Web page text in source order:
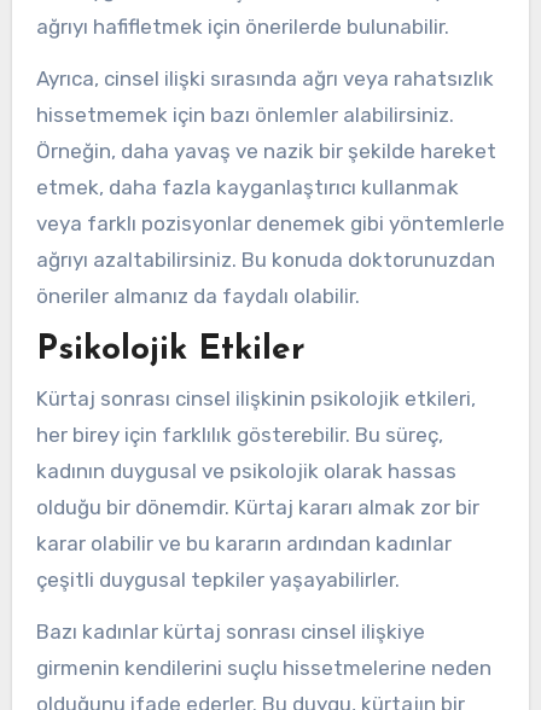
ağrıyı hafifletmek için önerilerde bulunabilir.
Ayrıca, cinsel ilişki sırasında ağrı veya rahatsızlık
hissetmemek için bazı önlemler alabilirsiniz.
Örneğin, daha yavaş ve nazik bir şekilde hareket
etmek, daha fazla kayganlaştırıcı kullanmak
veya farklı pozisyonlar denemek gibi yöntemlerle
ağrıyı azaltabilirsiniz. Bu konuda doktorunuzdan
öneriler almanız da faydalı olabilir.
Psikolojik Etkiler
Kürtaj sonrası cinsel ilişkinin psikolojik etkileri,
her birey için farklılık gösterebilir. Bu süreç,
kadının duygusal ve psikolojik olarak hassas
olduğu bir dönemdir. Kürtaj kararı almak zor bir
karar olabilir ve bu kararın ardından kadınlar
çeşitli duygusal tepkiler yaşayabilirler.
Bazı kadınlar kürtaj sonrası cinsel ilişkiye
girmenin kendilerini suçlu hissetmelerine neden
olduğunu ifade ederler. Bu duygu, kürtajın bir